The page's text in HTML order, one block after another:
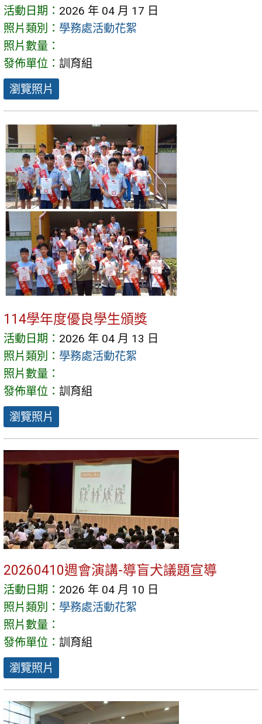
活動日期： 2026 年 04 月 17 日
照片類別： 學務處活動花絮
照片數量：
發佈單位： 訓育組
瀏覽照片
114學年度優良學生頒獎
活動日期： 2026 年 04 月 13 日
照片類別： 學務處活動花絮
照片數量：
發佈單位： 訓育組
瀏覽照片
20260410週會演講-導盲犬議題宣導
活動日期： 2026 年 04 月 10 日
照片類別： 學務處活動花絮
照片數量：
發佈單位： 訓育組
瀏覽照片